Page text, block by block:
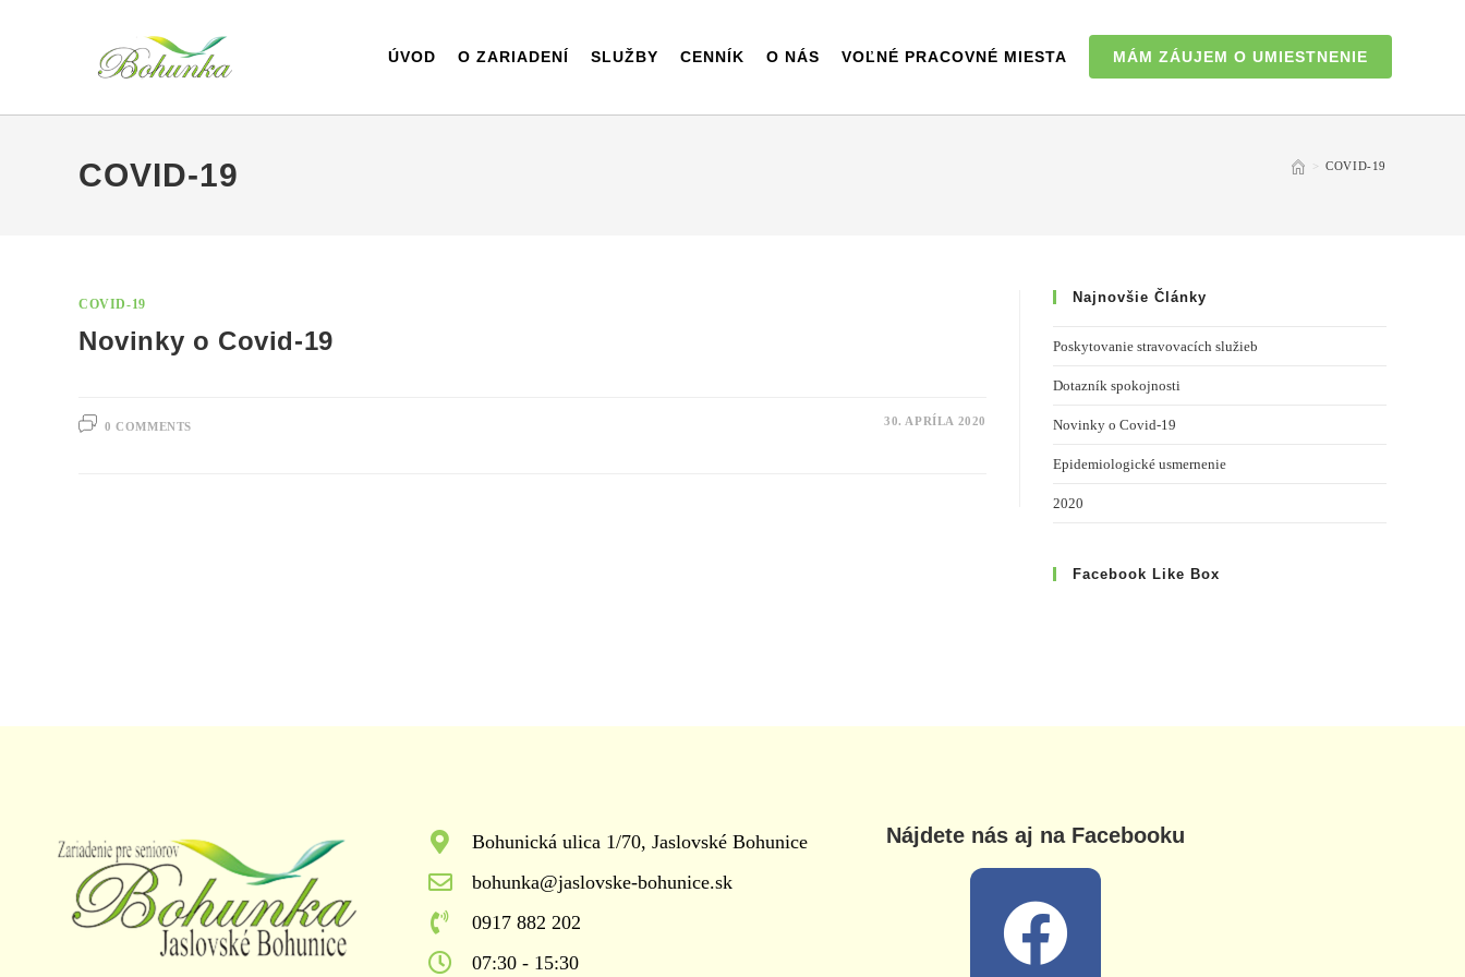
ÚVOD O ZARIADENÍ SLUŽBY CENNÍK O NÁS VOĽNÉ PRACOVNÉ MIESTA MÁM ZÁUJEM O UMIESTNENIE
COVID-19 > COVID-19
COVID-19
Novinky o Covid-19
0 COMMENTS 30. APRÍLA 2020
Najnovšie Články
Poskytovanie stravovacích služieb
Dotazník spokojnosti
Novinky o Covid-19
Epidemiologické usmernenie
2020
Facebook Like Box
Bohunická ulica 1/70, Jaslovské Bohunice
bohunka@jaslovske-bohunice.sk
0917 882 202
07:30 - 15:30
Nájdete nás aj na Facebooku